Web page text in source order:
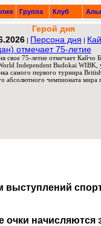
Группа Клуб
Герой дня
| Персона дня |
отмечает 75-летие
свое 75-летие отмечает Кайчо
Independent Budokai WIBK,
самого первого турнира
абсолютного чемпионата мира
выступлений
очки